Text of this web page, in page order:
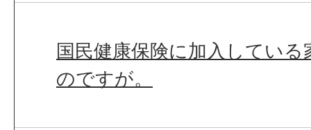
国民健康保険に加入してい
のですが。